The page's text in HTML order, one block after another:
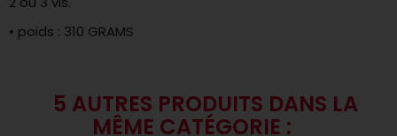
• poids : 310 GRAMS
5 AUTRES PRODUITS DANS LA
MÊME CATÉGORIE :